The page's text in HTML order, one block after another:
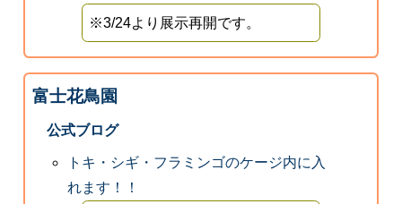
※3/24より展示再開です。
富士花鳥園
公式ブログ
トキ・シギ・フラミンゴのケージ内に入
れます！！